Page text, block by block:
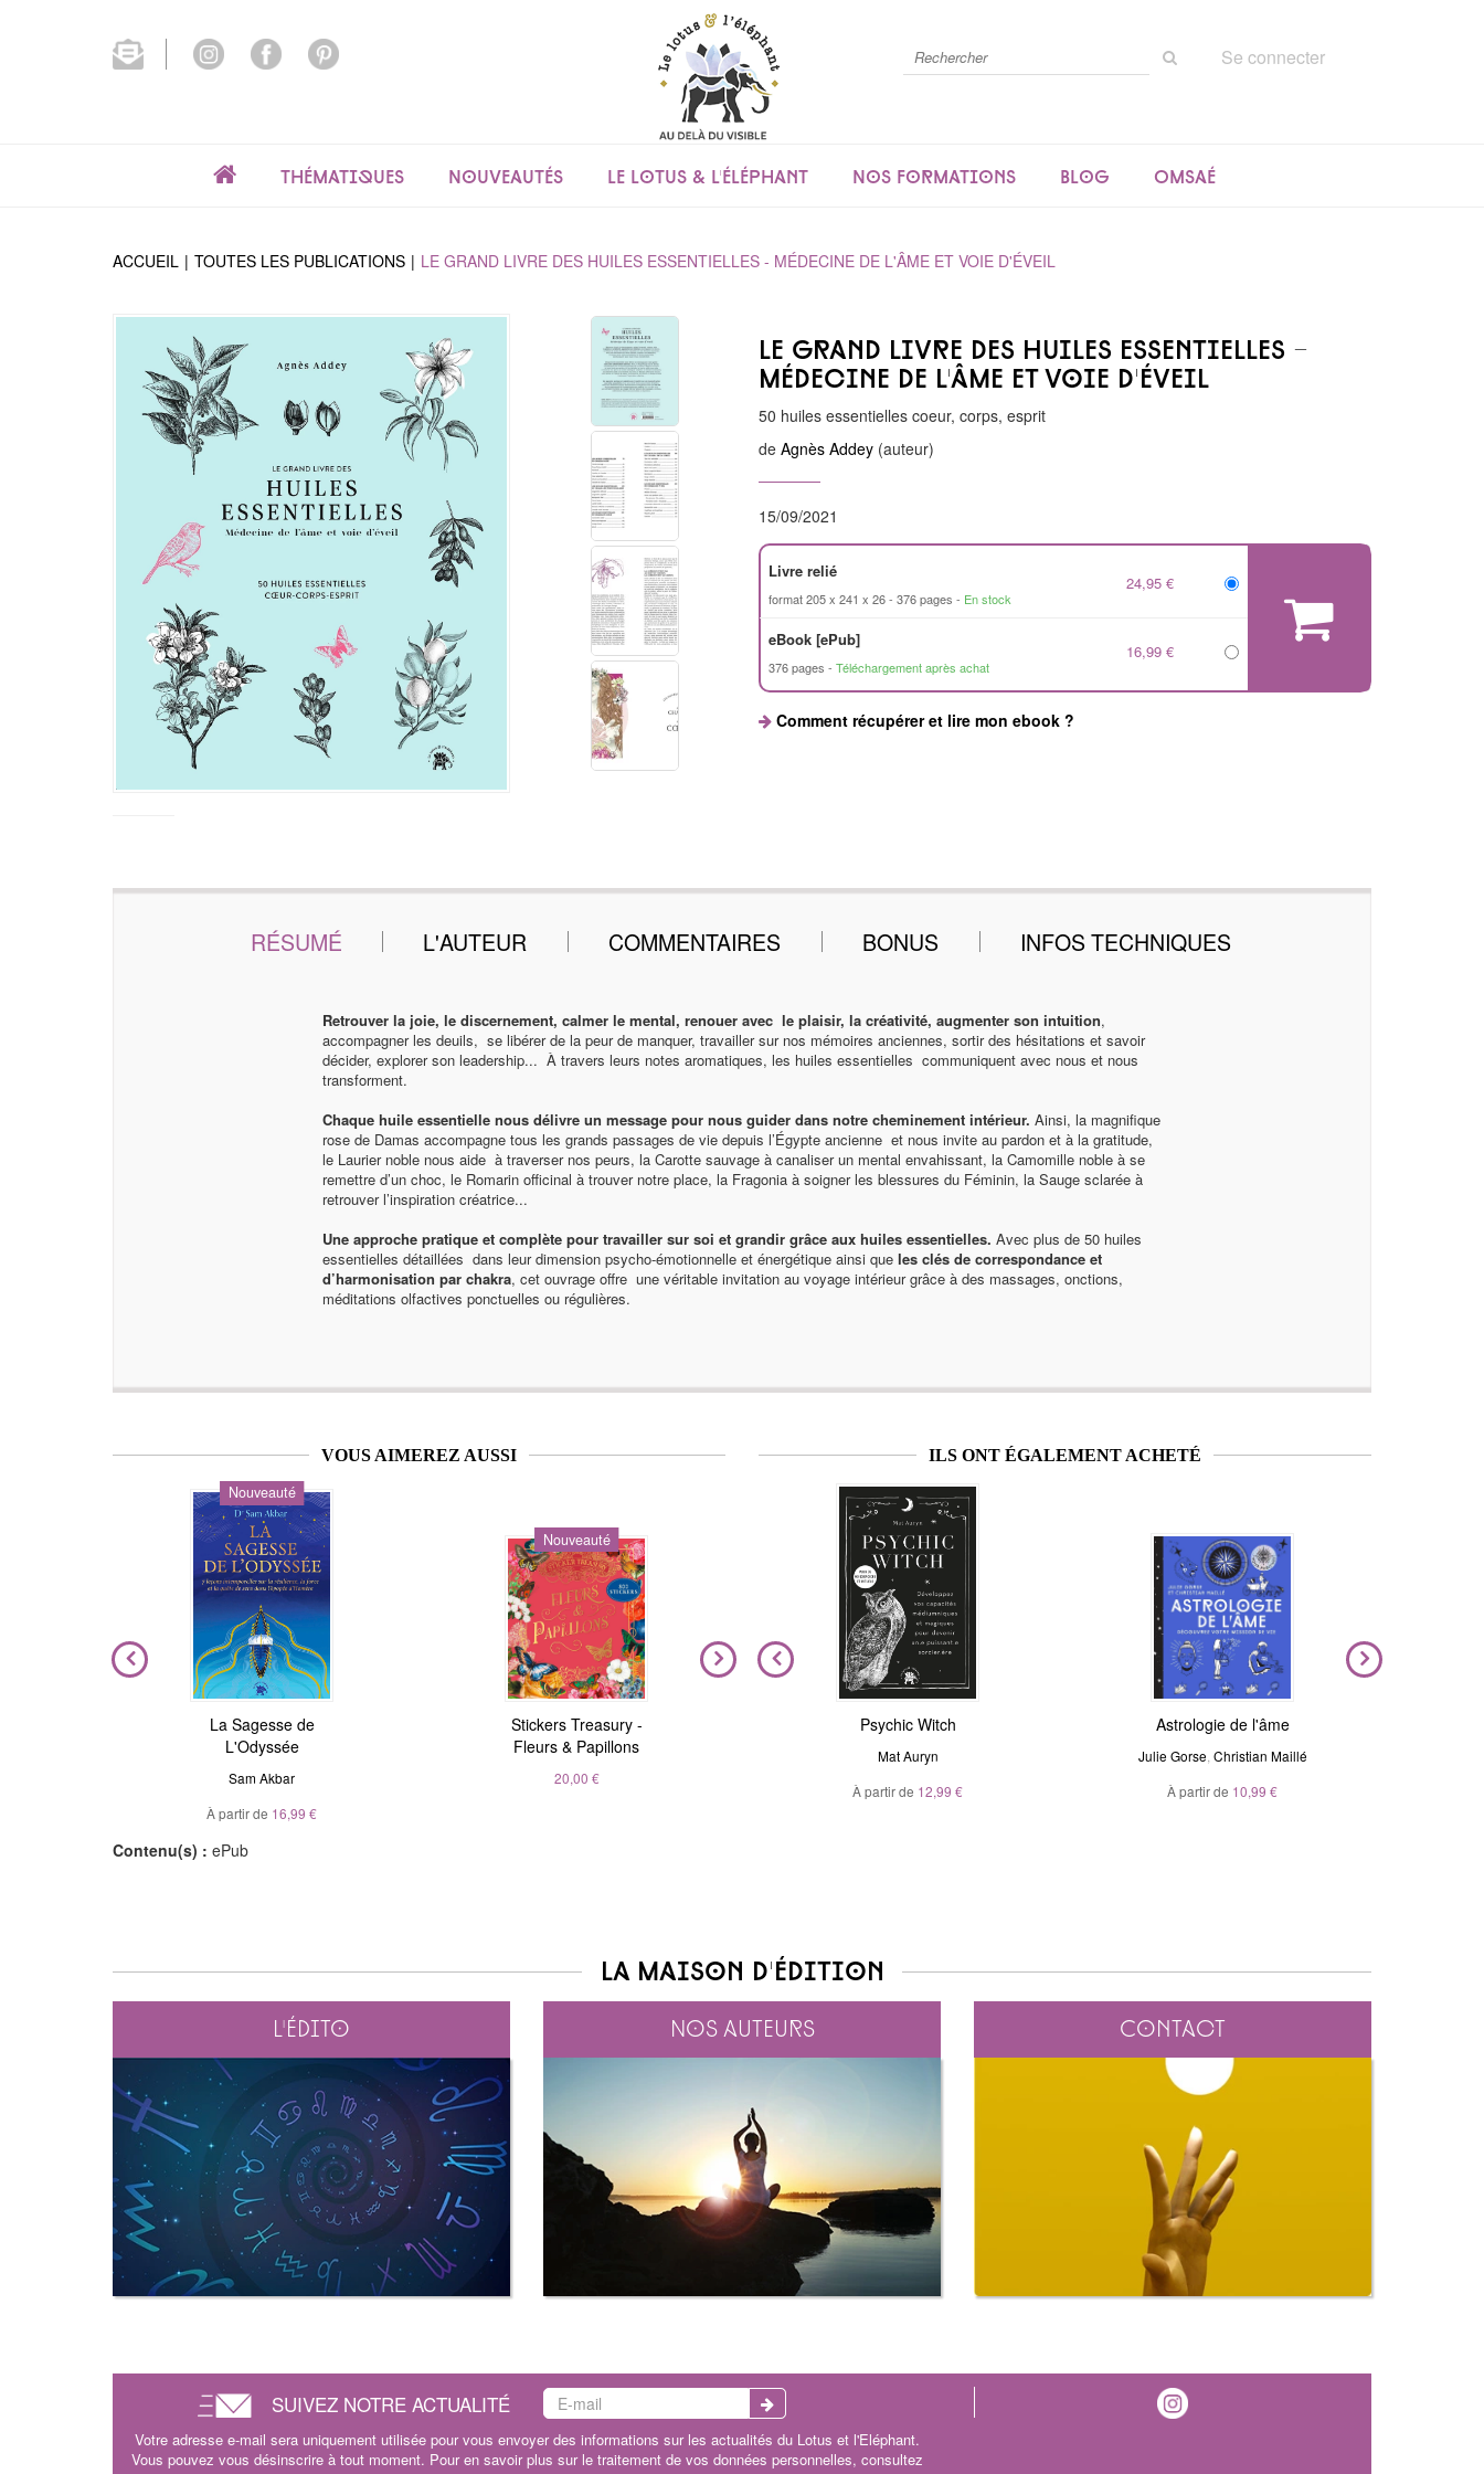
Se connecter
Thématiques Nouveautés Le lotus & l'éléphant Nos formations Blog Omsaé
ACCUEIL TOUTES LES PUBLICATIONS LE GRAND LIVRE DES HUILES ESSENTIELLES - MÉDECINE DE L'ÂME ET VOIE D'ÉVEIL
Le grand livre des huiles essentielles -
médecine de l'âme et voie d'éveil
50 huiles essentielles coeur, corps, esprit
de Agnès Addey (auteur)
15/09/2021
Livre relié
format 205 x 241 x 26 376 pages En stock
24,95 €
eBook [ePub]
376 pages Téléchargement après achat
16,99 €
Comment récupérer et lire mon ebook ?
RÉSUMÉ L'AUTEUR COMMENTAIRES BONUS INFOS TECHNIQUES
Retrouver la joie, le discernement, calmer le mental, renouer avec le plaisir, la créativité, augmenter son intuition,
accompagner les deuils, se libérer de la peur de manquer, travailler sur nos mémoires anciennes, sortir des hésitations et savoir
décider, explorer son leadership... À travers leurs notes aromatiques, les huiles essentielles communiquent avec nous et nous
transforment.
Chaque huile essentielle nous délivre un message pour nous guider dans notre cheminement intérieur. Ainsi, la magnifique
rose de Damas accompagne tous les grands passages de vie depuis l’Égypte ancienne et nous invite au pardon et à la gratitude,
le Laurier noble nous aide à traverser nos peurs, la Carotte sauvage à canaliser un mental envahissant, la Camomille noble à se
remettre d’un choc, le Romarin officinal à trouver notre place, la Fragonia à soigner les blessures du Féminin, la Sauge sclarée à
retrouver l’inspiration créatrice...
Une approche pratique et complète pour travailler sur soi et grandir grâce aux huiles essentielles. Avec plus de 50 huiles
essentielles détaillées dans leur dimension psycho-émotionnelle et énergétique ainsi que les clés de correspondance et
d’harmonisation par chakra, cet ouvrage offre une véritable invitation au voyage intérieur grâce à des massages, onctions,
méditations olfactives ponctuelles ou régulières.
VOUS AIMEREZ AUSSI
Nouveauté
La Sagesse de
L'Odyssée
Sam Akbar
À partir de 16,99 €
Nouveauté
Stickers Treasury -
Fleurs & Papillons
20,00 €
Nouveauté
Magic Stickers - Nature
André Sanchez
20,00 €
Nouveauté
Magic Stickers - Céleste
André Sanchez
20,00 €
ILS ONT ÉGALEMENT ACHETÉ
Astrologie de l'âme
Julie Gorse,Christian Maillé
Nous sommes tous
clairvoyants
Belinda Grace
Psychic Witch
Mat Auryn
À partir de 12,99 €
Astrologie de l'âme
Julie Gorse Christian Maillé
À partir de 10,99 €
Contenu(s) : ePub
La maison d'édition
L'édito Nos auteurs Contact
SUIVEZ NOTRE ACTUALITÉ
Votre adresse e-mail sera uniquement utilisée pour vous envoyer des informations sur les actualités du Lotus et l'Eléphant.
Vous pouvez vous désinscrire à tout moment. Pour en savoir plus sur le traitement de vos données personnelles, consultez